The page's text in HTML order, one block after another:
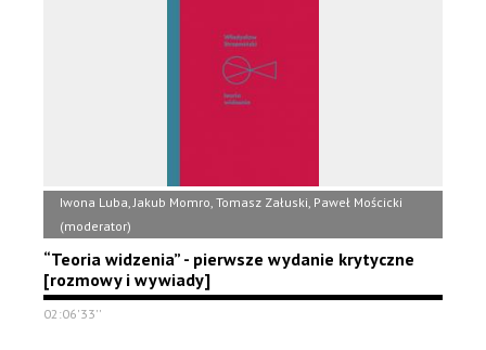
Iwona Luba, Jakub Momro, Tomasz Załuski, Paweł Mościcki
(moderator)
“Teoria widzenia” - pierwsze wydanie krytyczne
[rozmowy i wywiady]
02:06'33''